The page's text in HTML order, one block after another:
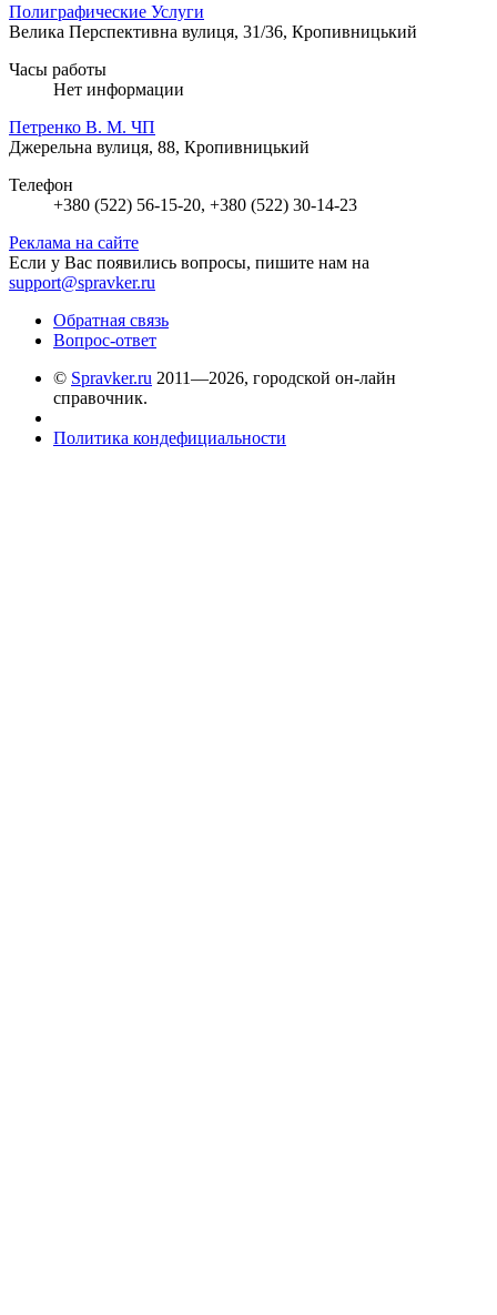
Полиграфические Услуги
Велика Перспективна вулиця, 31/36, Кропивницький
Часы работы
Нет информации
Петренко В. М. ЧП
Джерельна вулиця, 88, Кропивницький
Телефон
+380 (522) 56-15-20, +380 (522) 30-14-23
Реклама на сайте
Если у Вас появились вопросы, пишите нам на
support@spravker.ru
Обратная связь
Вопрос-ответ
© Spravker.ru 2011—2026, городской он-лайн
справочник.
Политика кондефициальности